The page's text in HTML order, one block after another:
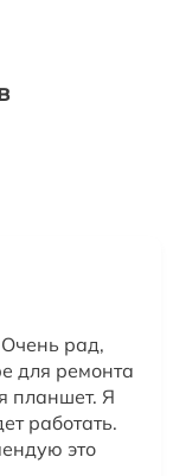
рад,
для ремонта
планшет. Я
работать.
это